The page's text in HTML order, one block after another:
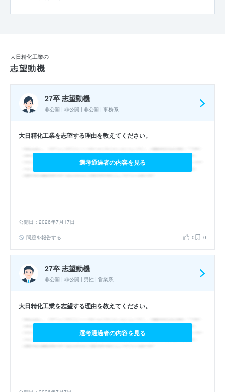
大日精化工業の
志望動機
27卒 志望動機
非公開 | 非公開 | 非公開 | 事務系
大日精化工業を志望する理由を教えてください。
選考通過者の内容を見る
公開日：2026年7月17日
問題を報告する 0 0
27卒 志望動機
非公開 | 非公開 | 男性 | 営業系
大日精化工業を志望する理由を教えてください。
選考通過者の内容を見る